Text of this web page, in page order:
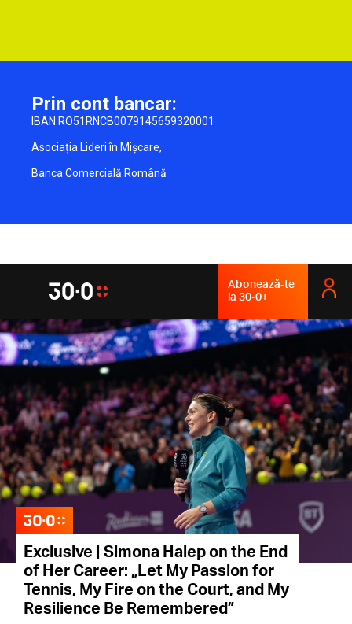
Prin cont bancar:
IBAN RO51RNCB0079145659320001
Asociația Lideri în Mișcare,
Banca Comercială Română
Abonează-te
la 30-0+
Exclusive | Simona Halep on the End
of Her Career: „Let My Passion for
Tennis, My Fire on the Court, and My
Resilience Be Remembered”